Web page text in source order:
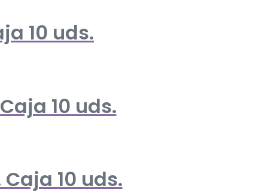
10 uds.
10 uds.
10 uds.